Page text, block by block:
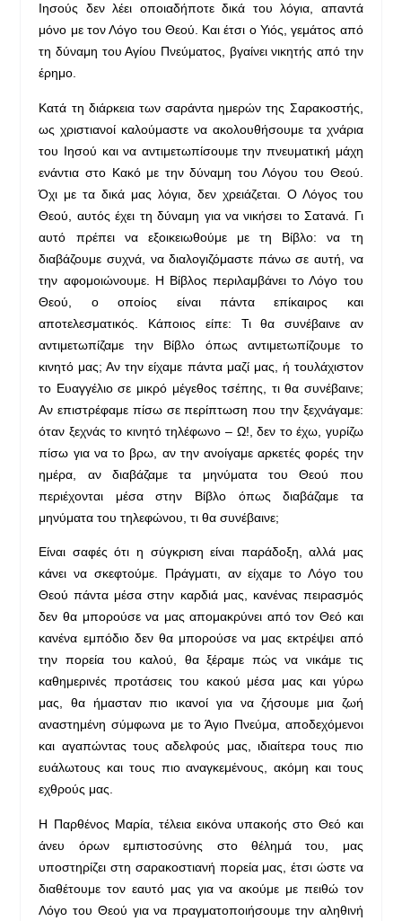
Ιησούς δεν λέει οποιαδήποτε δικά του λόγια, απαντά
μόνο με τον Λόγο του Θεού. Και έτσι ο Υιός, γεμάτος από
τη δύναμη του Αγίου Πνεύματος, βγαίνει νικητής από την
έρημο.
Κατά τη διάρκεια των σαράντα ημερών της Σαρακοστής,
ως χριστιανοί καλούμαστε να ακολουθήσουμε τα χνάρια
του Ιησού και να αντιμετωπίσουμε την πνευματική μάχη
ενάντια στο Κακό με την δύναμη του Λόγου του Θεού.
Όχι με τα δικά μας λόγια, δεν χρειάζεται. Ο Λόγος του
Θεού, αυτός έχει τη δύναμη για να νικήσει το Σατανά. Γι
αυτό πρέπει να εξοικειωθούμε με τη Βίβλο: να τη
διαβάζουμε συχνά, να διαλογιζόμαστε πάνω σε αυτή, να
την αφομοιώνουμε. Η Βίβλος περιλαμβάνει το Λόγο του
Θεού, ο οποίος είναι πάντα επίκαιρος και
αποτελεσματικός. Κάποιος είπε: Τι θα συνέβαινε αν
αντιμετωπίζαμε την Βίβλο όπως αντιμετωπίζουμε το
κινητό μας; Αν την είχαμε πάντα μαζί μας, ή τουλάχιστον
το Ευαγγέλιο σε μικρό μέγεθος τσέπης, τι θα συνέβαινε;
Αν επιστρέφαμε πίσω σε περίπτωση που την ξεχνάγαμε:
όταν ξεχνάς το κινητό τηλέφωνο – Ω!, δεν το έχω, γυρίζω
πίσω για να το βρω, αν την ανοίγαμε αρκετές φορές την
ημέρα, αν διαβάζαμε τα μηνύματα του Θεού που
περιέχονται μέσα στην Βίβλο όπως διαβάζαμε τα
μηνύματα του τηλεφώνου, τι θα συνέβαινε;
Είναι σαφές ότι η σύγκριση είναι παράδοξη, αλλά μας
κάνει να σκεφτούμε. Πράγματι, αν είχαμε το Λόγο του
Θεού πάντα μέσα στην καρδιά μας, κανένας πειρασμός
δεν θα μπορούσε να μας απομακρύνει από τον Θεό και
κανένα εμπόδιο δεν θα μπορούσε να μας εκτρέψει από
την πορεία του καλού, θα ξέραμε πώς να νικάμε τις
καθημερινές προτάσεις του κακού μέσα μας και γύρω
μας, θα ήμασταν πιο ικανοί για να ζήσουμε μια ζωή
αναστημένη σύμφωνα με το Άγιο Πνεύμα, αποδεχόμενοι
και αγαπώντας τους αδελφούς μας, ιδιαίτερα τους πιο
ευάλωτους και τους πιο αναγκεμένους, ακόμη και τους
εχθρούς μας.
Η Παρθένος Μαρία, τέλεια εικόνα υπακοής στο Θεό και
άνευ όρων εμπιστοσύνης στο θέλημά του, μας
υποστηρίζει στη σαρακοστιανή πορεία μας, έτσι ώστε να
διαθέτουμε τον εαυτό μας για να ακούμε με πειθώ τον
Λόγο του Θεού για να πραγματοποιήσουμε την αληθινή